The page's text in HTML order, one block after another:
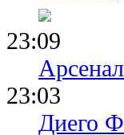
23:09
23:03
Диего